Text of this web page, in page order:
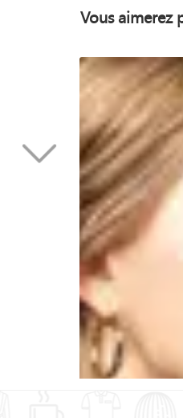
Vous aimerez